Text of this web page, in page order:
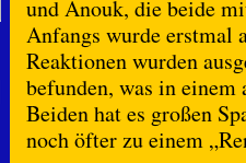
und Anouk, die beide
Anfangs wurde erstmal
Reaktionen wurden
befunden, was in einem
Beiden hat es großen
noch öfter zu einem